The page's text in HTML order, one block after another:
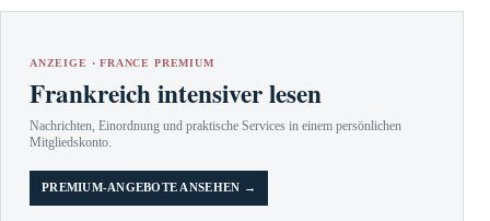
ANZEIGE · FRANCE PREMIUM
Frankreich intensiver lesen
Nachrichten, Einordnung und praktische Services in einem persönlichen
Mitgliedskonto.
PREMIUM-ANGEBOTE ANSEHEN →